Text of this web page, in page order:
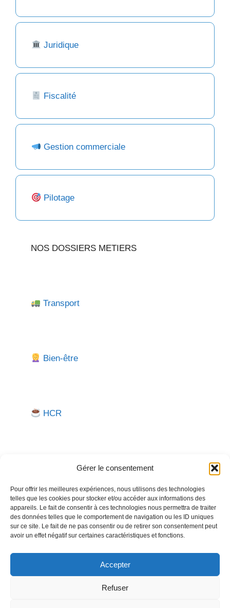
Gérer le consentement
Pour offrir les meilleures expériences, nous utilisons des technologies
telles que les cookies pour stocker et/ou accéder aux informations des
appareils. Le fait de consentir à ces technologies nous permettra de traiter
des données telles que le comportement de navigation ou les ID uniques
sur ce site. Le fait de ne pas consentir ou de retirer son consentement peut
avoir un effet négatif sur certaines caractéristiques et fonctions.
Accepter
Refuser
Juridique
Fiscalité
Gestion commerciale
Pilotage
NOS DOSSIERS METIERS
Transport
Bien-être
HCR
Besoin d'aide pour créer ou gérer votre entreprise ?
Un expert vous répond.
Nous contacter →